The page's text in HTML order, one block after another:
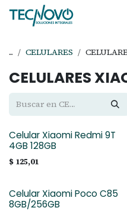
Ir al contenido
... CELULARES
CELULARES
Celular Xiaomi Redmi 9T
4GB 128GB
$ 125,01
Celular Xiaomi Poco C85
8GB/256GB